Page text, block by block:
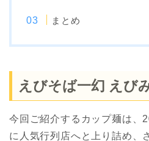
まとめ
えびそば一幻 えび
今回ご紹介するカップ麺は、
に人気行列店へと上り詰め、